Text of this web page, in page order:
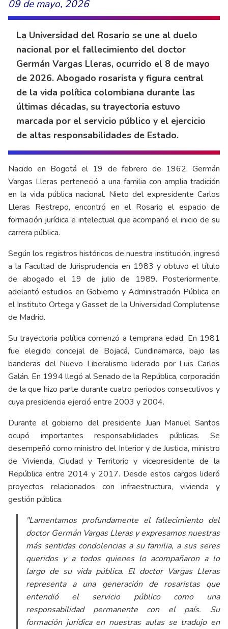
09 de mayo, 2026
La Universidad del Rosario se une al duelo
nacional por el fallecimiento del doctor
Germán Vargas Lleras, ocurrido el 8 de mayo
de 2026. Abogado rosarista y figura central
de la vida política colombiana durante las
últimas décadas, su trayectoria estuvo
marcada por el servicio público y el ejercicio
de altas responsabilidades de Estado.
Nacido en Bogotá el 19 de febrero de 1962, Germán
Vargas Lleras perteneció a una familia con amplia tradición
en la vida pública nacional. Nieto del expresidente Carlos
Lleras Restrepo, encontró en el Rosario el espacio de
formación jurídica e intelectual que acompañó el inicio de su
carrera pública.
Según los registros históricos de nuestra institución, ingresó
a la Facultad de Jurisprudencia en 1983 y obtuvo el título
de abogado el 19 de julio de 1989. Posteriormente,
adelantó estudios en Gobierno y Administración Pública en
el Instituto Ortega y Gasset de la Universidad Complutense
de Madrid.
Su trayectoria política comenzó a temprana edad. En 1981
fue elegido concejal de Bojacá, Cundinamarca, bajo las
banderas del Nuevo Liberalismo liderado por Luis Carlos
Galán. En 1994 llegó al Senado de la República, corporación
de la que hizo parte durante cuatro periodos consecutivos y
cuya presidencia ejerció entre 2003 y 2004.
Durante el gobierno del presidente Juan Manuel Santos
ocupó importantes responsabilidades públicas. Se
desempeñó como ministro del Interior y de Justicia, ministro
de Vivienda, Ciudad y Territorio y vicepresidente de la
República entre 2014 y 2017. Desde estos cargos lideró
proyectos relacionados con infraestructura, vivienda y
gestión pública.
"Lamentamos profundamente el fallecimiento del
doctor Germán Vargas Lleras y expresamos nuestras
más sentidas condolencias a su familia, a sus seres
queridos y a todos quienes lo acompañaron a lo
largo de su vida pública. El doctor Vargas Lleras
representa a una generación de rosaristas que
entendió el servicio público como una
responsabilidad permanente con el país. Su
formación jurídica en nuestras aulas se tradujo en